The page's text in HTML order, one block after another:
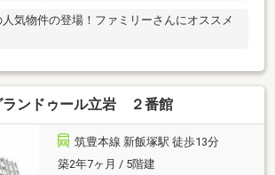
気物件の登場！ファミリーさんにオススメ
ランドゥール立岩 ２番館
筑豊本線 新飯塚駅 徒歩13分
築2年7ヶ月 / 5階建